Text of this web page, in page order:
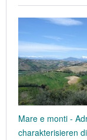
Mare e monti -
charakterisieren